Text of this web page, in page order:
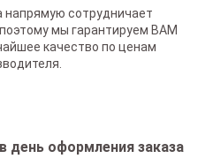
напрямую сотрудничает
мы гарантируем ВАМ
качество по ценам
день оформления заказа